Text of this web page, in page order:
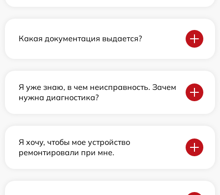
Какая документация выдается?
Я уже знаю, в чем неисправность. Зачем
нужна диагностика?
Я хочу, чтобы мое устройство
ремонтировали при мне.